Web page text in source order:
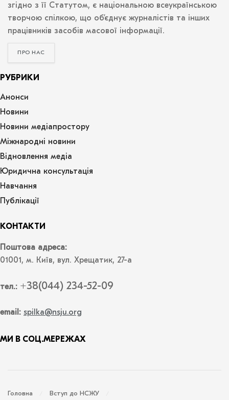
згідно з її Статутом, є національною всеукраїнською
творчою спілкою, що об’єднує журналістів та інших
працівників засобів масової інформації.
ПРО НАС
РУБРИКИ
Анонси
Новини
Новини медіапростору
Міжнародні новини
Відновлення медіа
Юридична консультація
Навчання
Публікації
КОНТАКТИ
Поштова адреса:
01001, м. Київ, вул. Хрещатик, 27-а
тел.: +38(044) 234-52-09
email: spilka@nsju.org
МИ В СОЦ.МЕРЕЖАХ
Головна Вступ до НСЖУ